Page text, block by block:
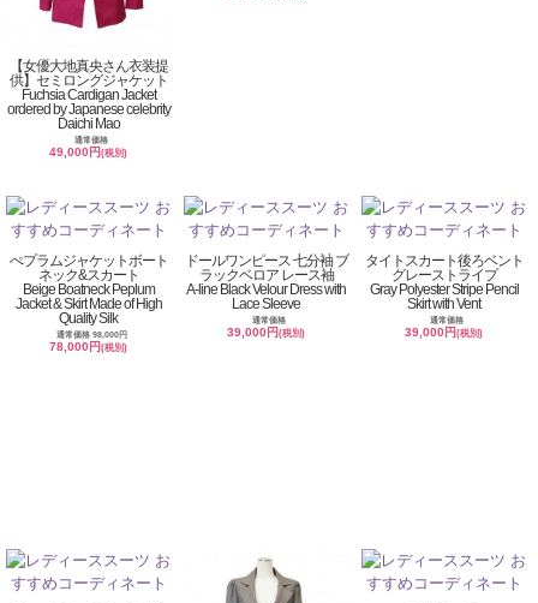
【女優大地真央さん衣装提
供】セミロングジャケット
Fuchsia Cardigan Jacket
ordered by Japanese celebrity
Daichi Mao
通常価格
49,000円(税別)
ぺプラムジャケットボート
ネック&スカート
Beige Boatneck Peplum
Jacket & Skirt Made of High
Quality Silk
通常価格 98,000円
78,000円(税別)
ドールワンピース 七分袖 ブ
ラックベロア レース袖
A-line Black Velour Dress with
Lace Sleeve
通常価格
39,000円(税別)
タイトスカート後ろベント
グレーストライプ
Gray Polyester Stripe Pencil
Skirt with Vent
通常価格
39,000円(税別)